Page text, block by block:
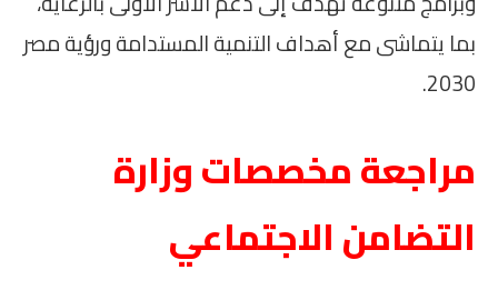
بما يتماشى مع أهداف التنمية المستدامة ورؤية مصر
2030.
مراجعة مخصصات وزارة
التضامن الاجتماعي